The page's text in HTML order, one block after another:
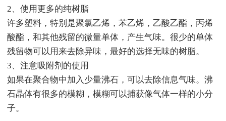
2、使用更多的纯树脂
许多塑料，特别是聚氯乙烯，苯乙烯，乙酸乙酯，丙烯
酸酯，和其他残留的微量单体，产生气味。很少的单体
残留物可以用来去除异味，最好的选择无味的树脂。
3、注意吸附剂的使用
如果在聚合物中加入少量沸石，可以去除信息气味。沸
石晶体有很多的模糊，模糊可以捕获像气体一样的小分
子。